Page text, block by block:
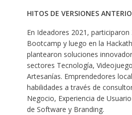
HITOS DE VERSIONES
En Ideadores 2021,
Bootcamp y luego en la
plantearon soluciones
sectores Tecnología,
Artesanías. Emprendedores
habilidades a través de
Negocio, Experiencia de
de Software y Branding.